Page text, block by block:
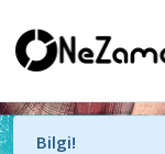
Bilgi!